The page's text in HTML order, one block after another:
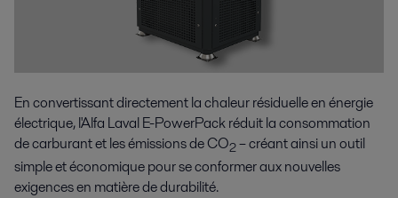
En convertissant directement la chaleur résiduelle en énergie
électrique, l'Alfa Laval E-PowerPack réduit la consommation
de carburant et les émissions de CO2– créant ainsi un outil
simple et économique pour se conformer aux nouvelles
exigences en matière de durabilité.